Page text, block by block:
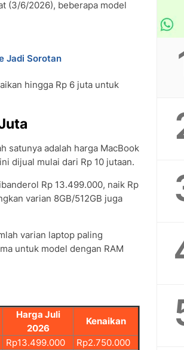
(3/6/2026), beberapa model
Jadi Sorotan
hingga Rp 6 juta untuk
satunya adalah harga MacBook
dijual mulai dari Rp 10 jutaan.
Rp 13.499.000, naik Rp
varian 8GB/512GB juga
varian laptop paling
untuk model dengan RAM
Harga Juli
2026
Kenaikan
Rp13.499.000
Rp2.750.000